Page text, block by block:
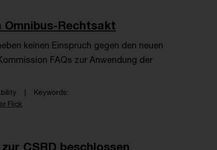
Omnibus-Rechtsakt
keinen Einspruch gegen den neuen
FAQs zur Anwendung der
Keywords
Flick
CSRD beschlossen